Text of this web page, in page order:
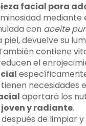
facial para
mediante
con aceite
devuelve su
contiene
el
necesidades
aportará los
joven y radiante.
después de limpiar